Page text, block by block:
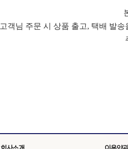
고객님 주문 시 상품 출고, 택배 발